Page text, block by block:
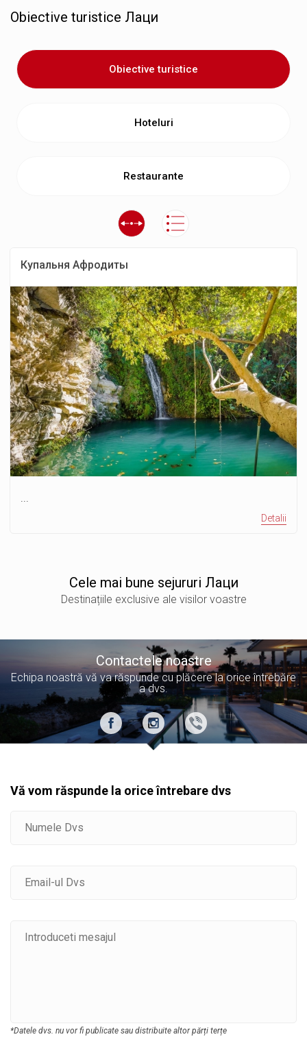
Obiective turistice Лаци
Obiective turistice
Hoteluri
Restaurante
Купальня Афродиты
Detalii
Сele mai bune sejururi Лаци
Destinațiile exclusive ale visilor voastre
Contactele noastre
Echipa noastră vă va răspunde cu plăcere la orice întrebăre
a dvs.
Vă vom răspunde la orice întrebare dvs
*Datele dvs. nu vor fi publicate sau distribuite altor părți terțe